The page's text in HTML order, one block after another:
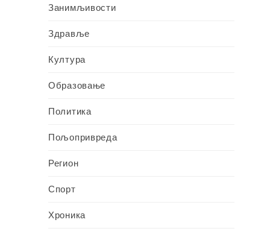
Занимљивости
Здравље
Култура
Образовање
Политика
Пољопривреда
Регион
Спорт
Хроника